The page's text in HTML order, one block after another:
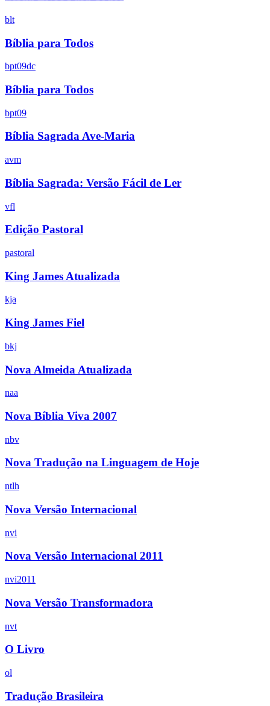
blt
Bíblia para Todos
bpt09dc
Bíblia para Todos
bpt09
Bíblia Sagrada Ave-Maria
avm
Bíblia Sagrada: Versão Fácil de Ler
vfl
Edição Pastoral
pastoral
King James Atualizada
kja
King James Fiel
bkj
Nova Almeida Atualizada
naa
Nova Bíblia Viva 2007
nbv
Nova Tradução na Linguagem de Hoje
ntlh
Nova Versão Internacional
nvi
Nova Versão Internacional 2011
nvi2011
Nova Versão Transformadora
nvt
O Livro
ol
Tradução Brasileira